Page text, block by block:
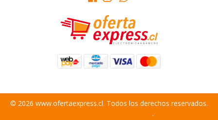
© 2026 www.ofertaexpress.cl. Todos los derechos reservados.
.